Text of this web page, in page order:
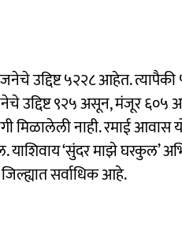
उद्दिष्ट ५२२८ आहेत.
उद्दिष्ट ९२५ असून, मंजूर ६०५
मिळालेली नाही. रमाई आवास
‘सुंदर माझे घरकुल’
सर्वाधिक आहे.